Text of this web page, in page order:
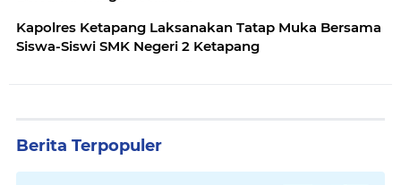
Kapolres Ketapang Laksanakan Tatap Muka Bersama
Siswa-Siswi SMK Negeri 2 Ketapang
Berita Terpopuler